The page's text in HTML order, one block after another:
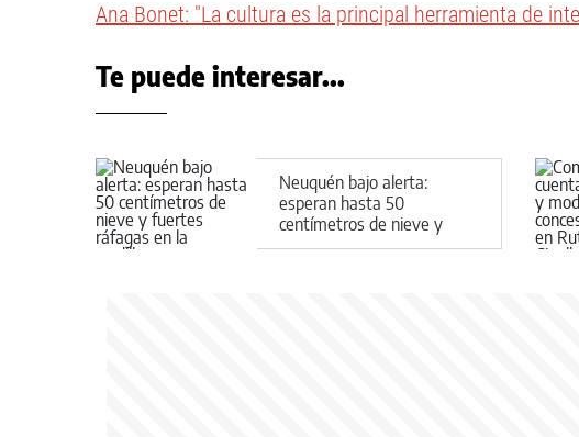
Ana Bonet: "La cultura es la principal herramienta de
Te puede interesar...
Neuquén bajo alerta:
esperan hasta 50
centímetros de nieve y
fuertes ráfagas de viento